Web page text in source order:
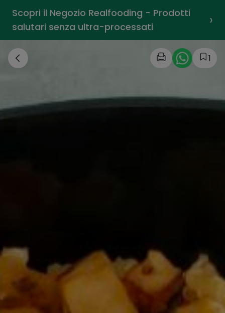
Scopri il Negozio Realfooding - Prodotti
salutari senza ultra-processati
›
1